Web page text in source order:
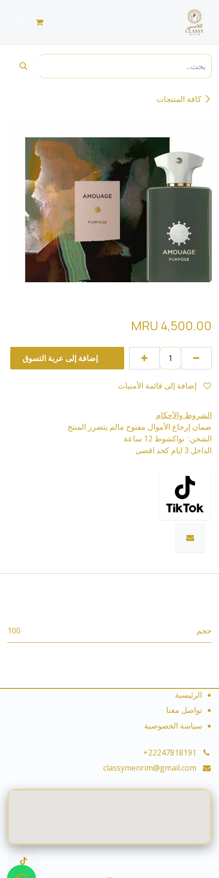
كافة المنتجات
4,500.00
إضافة إلى عربة التسوق
الشروط والأحكام
ضمان إرجاع الأموال مفتوح مالم يتضرر المنتج
الشحن: نواكشوط 12 ساعة
الداخل 3 ايام كحد اقصى
حجم 100
الرئيسية
تواصل معنا
سياسة الخصوصية
+22247818191
classymenrim@gmail.com